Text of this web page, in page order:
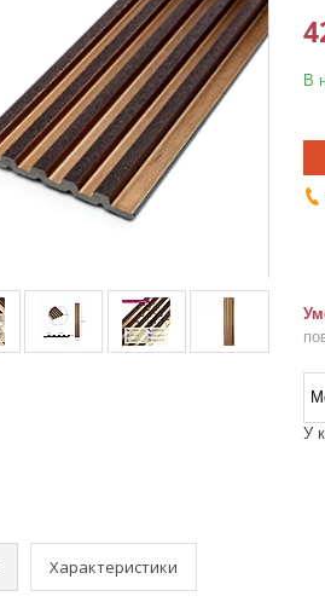
В
У
Характеристики